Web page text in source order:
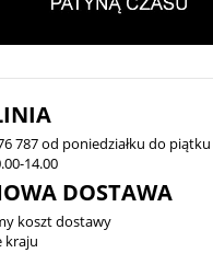
787 od poniedziałku do piątku
14.00
DOSTAWA
koszt dostawy
kraju